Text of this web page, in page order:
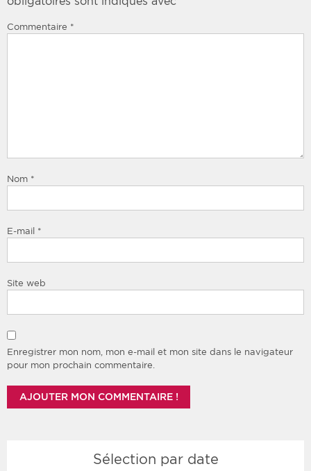
Commentaire *
Nom *
E-mail *
Site web
Enregistrer mon nom, mon e-mail et mon site dans le navigateur
pour mon prochain commentaire.
Sélection par date